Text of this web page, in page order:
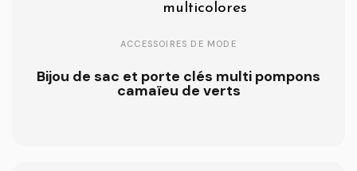
ACCESSOIRES DE MODE
Bijou de sac et porte clés multi pompons
camaïeu de verts